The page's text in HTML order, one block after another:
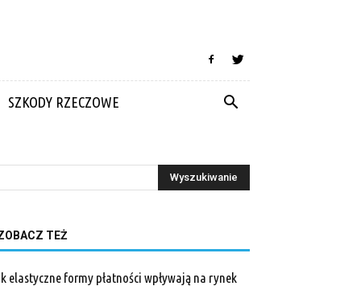
SZKODY RZECZOWE
TEŻ
elastyczne formy płatności wpływają na rynek